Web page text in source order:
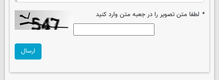
* لطفا متن تصویر را در جعبه متن وارد کنید
ارسال